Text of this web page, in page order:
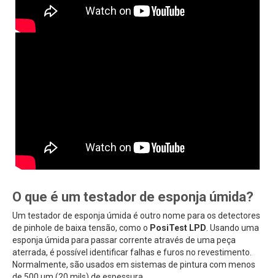
O que é um testador de esponja úmida?
Um testador de esponja úmida é outro nome para os detectores
de pinhole de baixa tensão, como o PosiTest LPD . Usando uma
esponja úmida para passar corrente através de uma peça
aterrada, é possível identificar falhas e furos no revestimento.
Normalmente, são usados em sistemas de pintura com menos